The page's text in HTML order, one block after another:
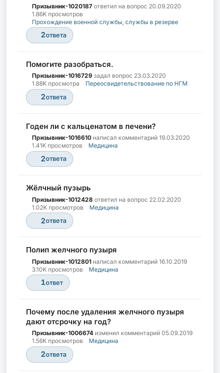
Призывник-1020187 ответил на вопрос 20.09.2020
1.86K просмотров
Прохождение военной службы, службы в резерве
2ответа
Помогите разобраться.
Призывник-1016729 задал вопрос 23.03.2020
1.88K просмотра
Переосвидетельствование по НГМ
2ответа
Годен ли с кальценатом в печени?
Призывник-1016610 написал комментарий 19.03.2020
1.41K просмотров
Медицина
2ответа
Жёлчный пузырь
Призывник-1012428 ответил на вопрос 22.02.2020
1.02K просмотров
Медицина
2ответа
Полип желчного пузыря
Призывник-1012801 написал комментарий 16.10.2019
3.10K просмотров
Медицина
1ответ
Почему после удаления желчного пузыря
дают отсрочку на год?
Призывник-1006674 изменил комментарий 05.09.2019
1.56K просмотров
Медицина
2ответа